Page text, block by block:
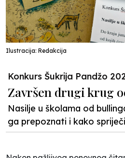
Ilustracija: Redakcija
Konkurs Šukrija Pandžo
Završen drugi krug
Nasilje u školama od
ga prepoznati i kako